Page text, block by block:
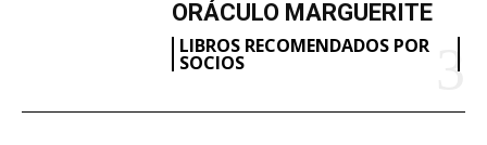
ORÁCULO MARGUERITE
LIBROS RECOMENDADOS POR
SOCIOS